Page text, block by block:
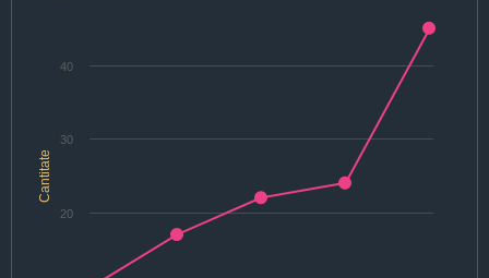
Cantitate
20
30
40